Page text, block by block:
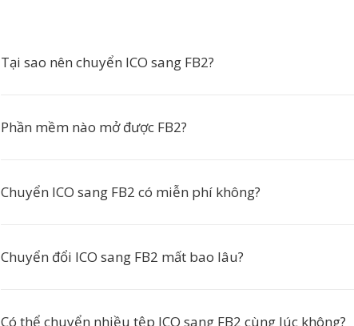
Tại sao nên chuyển ICO sang FB2?
Phần mềm nào mở được FB2?
Chuyển ICO sang FB2 có miễn phí không?
Chuyển đổi ICO sang FB2 mất bao lâu?
Có thể chuyển nhiều tệp ICO sang FB2 cùng lúc không?